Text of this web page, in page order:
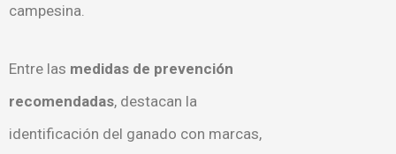
campesina.
Entre las medidas de prevención
recomendadas, destacan la
identificación del ganado con marcas,